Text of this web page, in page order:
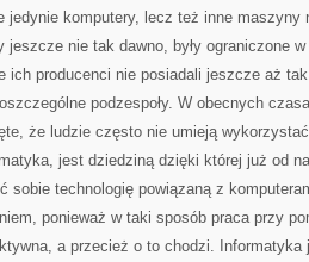
jedynie komputery, lecz też inne maszyny
jeszcze nie tak dawno, były ograniczone
ich producenci nie posiadali jeszcze aż
podzespoły. W obecnych
że ludzie często nie umieją
jest dziedziną dzięki której już od
sobie technologię powiązaną z
ponieważ w taki sposób praca przy
a przecież o to chodzi. Informatyka